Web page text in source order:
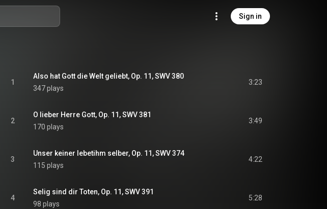
Sign in
1
Also hat Gott die Welt geliebt, Op. 11, SWV 380
347 plays
3:23
2
O lieber Herre Gott, Op. 11, SWV 381
170 plays
3:49
3
Unser keiner lebetihm selber, Op. 11, SWV 374
115 plays
4:22
4
Selig sind dir Toten, Op. 11, SWV 391
98 plays
5:28